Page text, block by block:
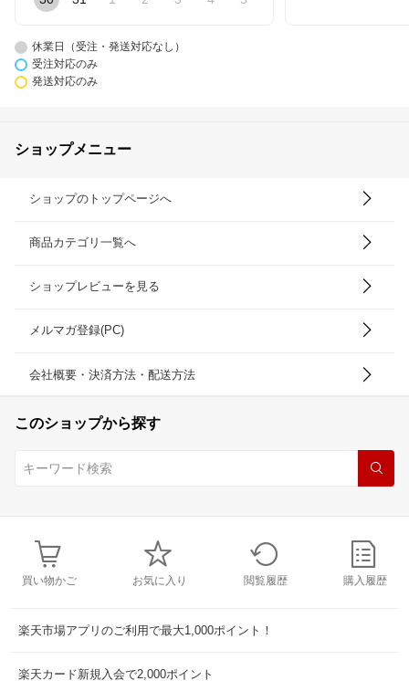
休業日（受注・発送対応なし）
受注対応のみ
発送対応のみ
ショップメニュー
ショップのトップページへ
商品カテゴリ一覧へ
ショップレビューを見る
メルマガ登録(PC)
会社概要・決済方法・配送方法
このショップから探す
買い物かご お気に入り 閲覧履歴 購入履歴
楽天市場アプリのご利用で最大1,000ポイント！
楽天カード新規入会で2,000ポイント